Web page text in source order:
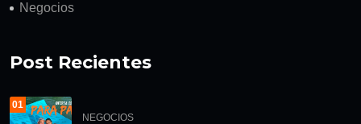
Negocios
Post Recientes
01
NEGOCIOS